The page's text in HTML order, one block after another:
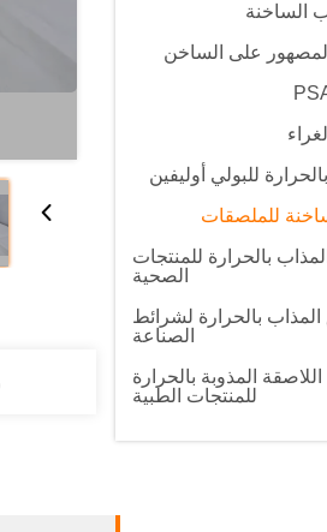
الساخنة
على الساخن
للبولي أوليفين
للملصقات
بالحرارة للمنتجات
الصحية
المذاب بالحرارة لشرائط
الصناعة
اللاصقة المذوبة بالحرارة
للمنتجات الطبية